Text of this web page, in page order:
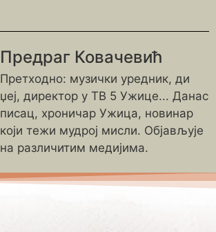
Предраг Ковачевић
Претходно: музички уредник, ди
џеј, директор у ТВ 5 Ужице... Данас
писац, хроничар Ужица, новинар
који тежи мудрој мисли. Објављује
на различитим медијима.